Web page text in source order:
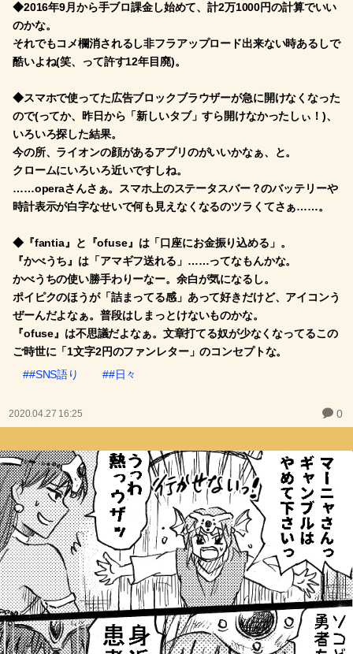
◆2016年9月から手ブロ課金し始めて、計2万1000円の計算でいい
のかな。
それでもコメ欄消されるし非フラアップロード出来ない時あるしで
酷いよね(笑、って許す12年目廃)。
◆スマホで使ってた広告ブロックブラウザーが急に開けなくなった
ので(ってか、昨日から「新しいタブ」すら開けなかったしぃ！)、
いろいろ探した結果。
今の所、ライオンの顔があるアプリのがいいかなぁ、と。
クロームにいろいろ近いですしね。
……operaさんさぁ。スマホ上のステータスバー？のバッテリーや
時計表示が白字なせいで何も見えなくなるのツラくてさぁ……。
◆『fantia』と『ofuse』は「口座にお金振り込める」。
『かべうち』は「アマギフ送れる」……ってなもんかな。
かべうちの使い勝手わりーなー。余白が気になるし。
ポイピクのほうが「詰まってる感」あって好きだけど、アイコンう
ぜーんだよなぁ。普段はしまっとけないものかな。
『ofuse』は不思議だよなぁ。文章打てる奴が少なくなってるこの
ご時世に「1文字2円のファンレター」のコンセプトな。
##SNS語り
##日々
2020.04.27 16:25 0